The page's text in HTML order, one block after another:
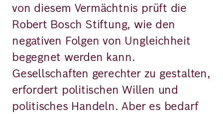
von diesem Vermächtnis prüft die
Robert Bosch Stiftung, wie den
negativen Folgen von Ungleichheit
begegnet werden kann.
Gesellschaften gerechter zu gestalten,
erfordert politischen Willen und
politisches Handeln. Aber es bedarf